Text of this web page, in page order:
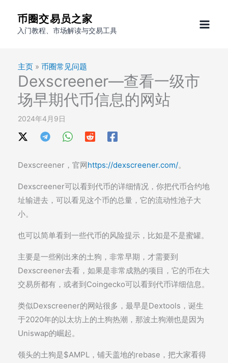
币圈交易员之家
入门教程、市场解读与交易工具
主页 » 币圈常见问题
Dexscreener—查看一级市
场早期代币信息的网站
2024年4月9日
Dexscreener，官网https://dexscreener.com/。
Dexscreener可以看到代币的详细情况，你把代币合约地
址输进去，可以看见这个币的总量，它的流动性池子大
小。
也可以简单看到一些代币的风险提示，比如是不是蜜罐。
主要是一些刚出来的土狗，非常早期，才需要到
Dexscreener去看，如果是非常成熟的项目，它的币在大
交易所都有，或者到Coingecko可以看到代币详细信息。
类似Dexscreener的网站很多，最早是Dextools，诞生
于2020年的以太坊上的土狗热潮，那波土狗潮也是因为
Uniswap的崛起。
领头的土狗是$AMPL，铺天盖地的rebase，把大家看得